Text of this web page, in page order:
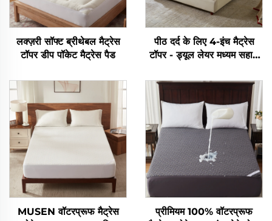
लक्ज़री सॉफ्ट ब्रीथेबल मैट्रेस
टॉपर डीप पॉकेट मैट्रेस पैड
पीठ दर्द के लिए 4-इंच मैट्रेस
टॉपर - ड्यूल लेयर मध्यम सहारा
फ्लफ़ी पिलो टॉप पैड), सांस लेने
वाला और दबाव राहत (बेज)
MUSEN वॉटरप्रूफ मैट्रेस
प्रीमियम 100% वॉटरप्रूफ